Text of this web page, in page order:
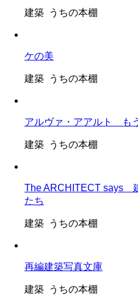
建築 うちの本棚
ケの美
建築 うちの本棚
アルヴァ・アアルト も
建築 うちの本棚
The ARCHITECT says
たち
建築 うちの本棚
再編建築写真文庫
建築 うちの本棚